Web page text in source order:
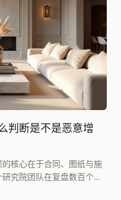
判断是不是恶意增
核心在于合同、图纸与施
究院团队在复盘数百个项